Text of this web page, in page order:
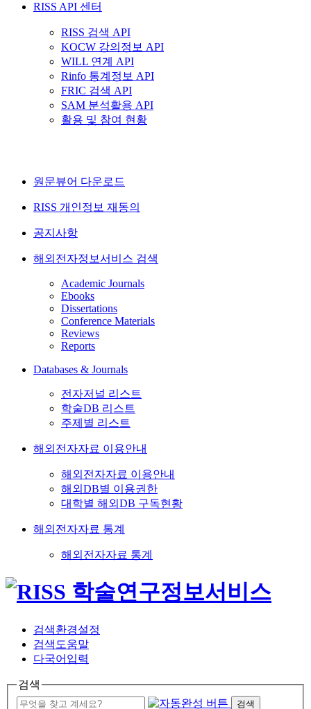
RISS API 센터
RISS 검색 API
KOCW 강의정보 API
WILL 연계 API
Rinfo 통계정보 API
FRIC 검색 API
SAM 분석활용 API
활용 및 참여 현황
원문뷰어 다운로드
RISS 개인정보 재동의
공지사항
해외전자정보서비스 검색
Academic Journals
Ebooks
Dissertations
Conference Materials
Reviews
Reports
Databases & Journals
전자저널 리스트
학술DB 리스트
주제별 리스트
해외전자자료 이용안내
해외전자자료 이용안내
해외DB별 이용권한
대학별 해외DB 구독현황
해외전자자료 통계
해외전자자료 통계
검색환경설정
검색도움말
다국어입력
검색
검색